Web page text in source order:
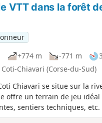
VTT dans la forêt
+774 m -771 m
Chiavari (Corse-du-Sud)
Chiavari se situe sur la
offre un terrain de jeu idéal
sentiers techniques,
doublées. Il s'agit d'un